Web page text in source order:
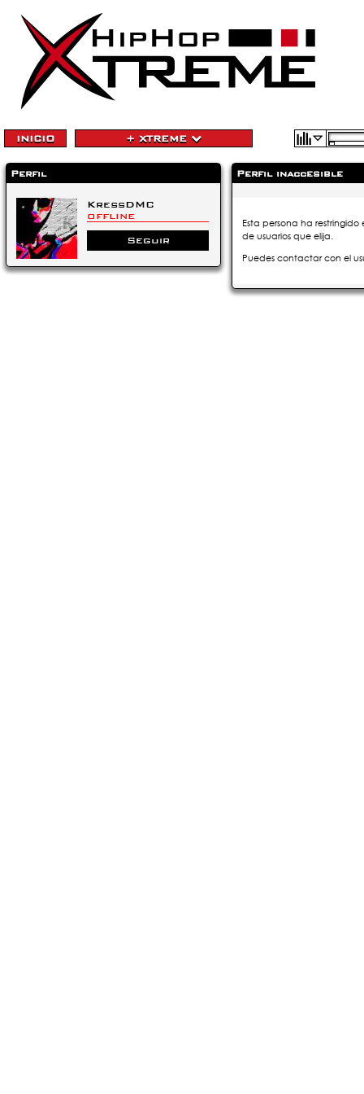
INICIO + XTREME
Perfil
KressDMC
OFFLINE
Seguir
Perfil inaccesible
Esta persona ha
de usuarios que elija.
Puedes contactar con el